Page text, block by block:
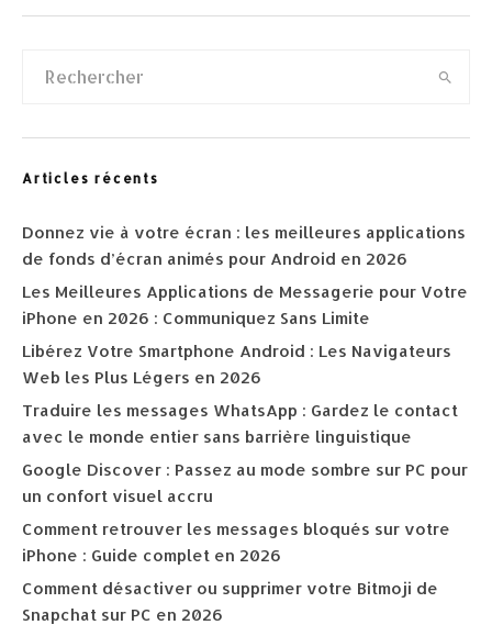
Articles récents
Donnez vie à votre écran : les meilleures applications
de fonds d’écran animés pour Android en 2026
Les Meilleures Applications de Messagerie pour Votre
iPhone en 2026 : Communiquez Sans Limite
Libérez Votre Smartphone Android : Les Navigateurs
Web les Plus Légers en 2026
Traduire les messages WhatsApp : Gardez le contact
avec le monde entier sans barrière linguistique
Google Discover : Passez au mode sombre sur PC pour
un confort visuel accru
Comment retrouver les messages bloqués sur votre
iPhone : Guide complet en 2026
Comment désactiver ou supprimer votre Bitmoji de
Snapchat sur PC en 2026